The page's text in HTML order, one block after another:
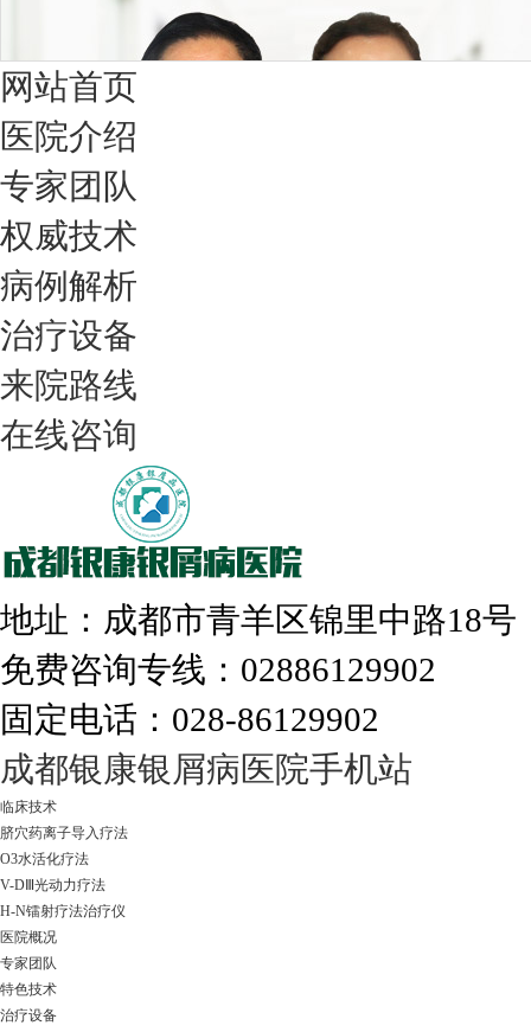
我们只治银屑病，我们在成都坐诊
308nm激光：银屑病治疗更高效
走进成都：满足您的治愈需求
网站首页
医院介绍
专家团队
权威技术
病例解析
治疗设备
来院路线
在线咨询
地址：成都市青羊区锦里中路18
免费咨询专线：02886129902
固定电话：028-86129902
成都银康银屑病医院手机站
临床技术
脐穴药离子导入疗法
O3水活化疗法
V-DⅢ光动力疗法
H-N镭射疗法治疗仪
医院概况
专家团队
特色技术
治疗设备